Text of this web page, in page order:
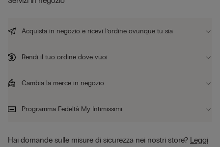
Acquista in negozio e ricevi l’ordine ovunque tu sia
Rendi il tuo ordine dove vuoi
Cambia la merce in negozio
Programma Fedeltà My Intimissimi
Hai domande sulle misure di sicurezza nei nostri store? Leggi